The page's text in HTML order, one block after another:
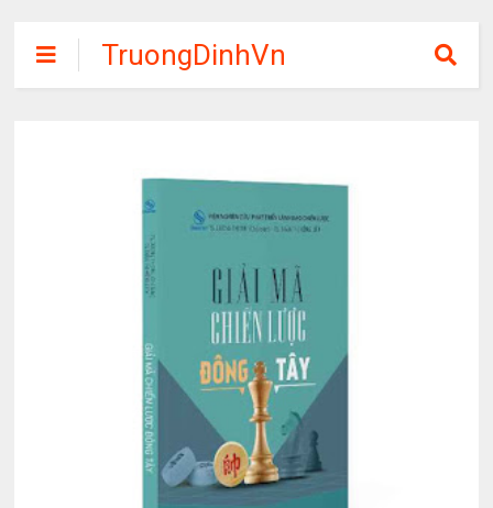
TruongDinhVn
Chia sẽ ebook,
tập miễn phí